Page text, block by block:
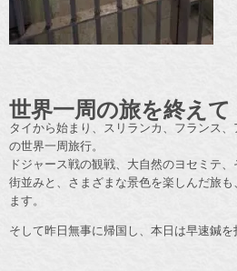
世界一周の旅を終えて
タイから始まり、スリランカ、フランス
の世界一周旅行。
ドジャース戦の観戦、大自然のヨセミテ
街並みと、さまざまな景色を楽しんだ旅
ます。
そして昨日無事に帰国し、本日は早速鍼を